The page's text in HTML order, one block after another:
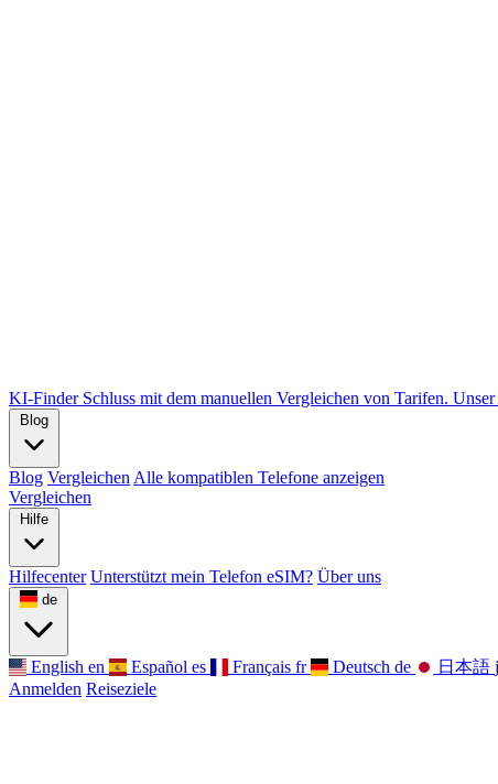
KI-Finder Schluss mit dem manuellen Vergleichen von Tarifen.
Blog
Blog Vergleichen Alle kompatiblen Telefone anzeigen
Vergleichen
Hilfe
Hilfecenter Unterstützt mein Telefon eSIM? Über uns
de
English en Español es Français fr Deutsch de 日本語
Anmelden Reiseziele